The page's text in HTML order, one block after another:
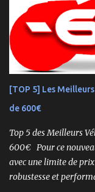
une plateforme au
titres de champion
performance pure.
ce buggy offre une
et une conduite
assemblé Moteur
Électronique installée
[TOP 5] Les
de 600€
Top 5 des Meilleurs
600€ Pour ce
avec une limite de
robustesse et